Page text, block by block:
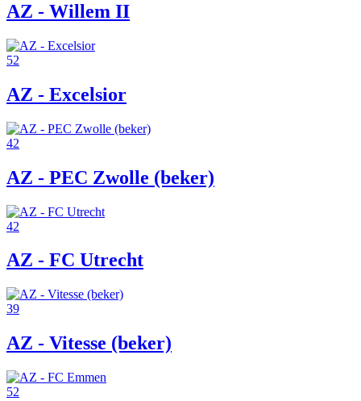
AZ - Willem II
52
AZ - Excelsior
42
AZ - PEC Zwolle (beker)
42
AZ - FC Utrecht
39
AZ - Vitesse (beker)
52